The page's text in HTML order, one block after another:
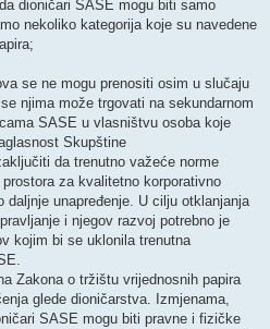
dioničari SASE mogu biti samo
nekoliko kategorija koje su navedene
se ne mogu prenositi osim u slučaju
njima može trgovati na sekundarnom
SASE u vlasništvu osoba koje
Skupštine
da trenutno važeće norme
za kvalitetno korporativno
unapređenje. U cilju otklanjanja
i njegov razvoj potrebno je
kojim bi se uklonila trenutna
Zakona o tržištu vrijednosnih papira
glede dioničarstva. Izmjenama,
SASE mogu biti pravne i fizičke